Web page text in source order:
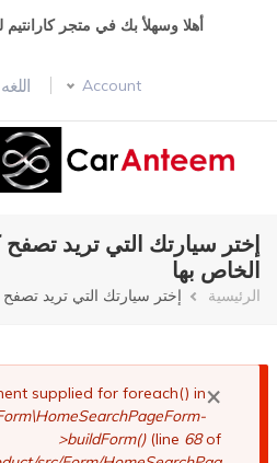
أهلا وسهلأ بك في متجر كارانتيم
Account
إختر سيارتك التي تريد تصفح
الخاص بها
مسار
الرئيسية إختر سيارتك التي تريد تصفح
×
رسالة
الخطأ
supplied for foreach() in
>buildForm()(line 68of